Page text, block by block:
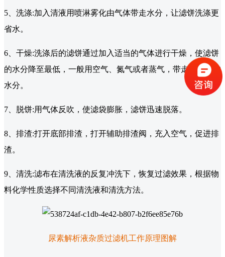
5、洗涤:加入清液用喷淋雾化由气体带走水分，让滤饼洗涤更
省水。
6、干燥:洗涤后的滤饼通过加入适当的气体进行干燥，使滤饼
的水分降至最低，一般用空气、氮气或者蒸气，带走滤饼中的
水分。
7、脱饼:用气体反吹，使滤袋膨胀，滤饼迅速脱落。
8、排渣:打开底部排渣，打开辅助排渣阀，充入空气，促进排
渣。
9、清洗:滤布在清洗液的反复冲洗下，恢复过滤效果，根据物
料化学性质选择不同清洗液和清洗方法。
尿素解析液杂质过滤机工作原理图解